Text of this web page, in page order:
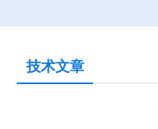
技术文章